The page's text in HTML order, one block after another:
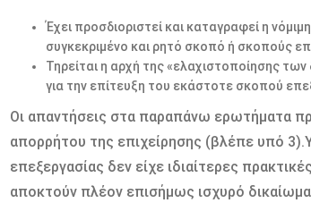
Έχει προσδιοριστεί και καταγραφεί η
συγκεκριμένο και ρητό σκοπό ή σκοπούς
Τηρείται η αρχή της «ελαχιστοποίησης
για την επίτευξη του εκάστοτε σκοπού
Οι απαντήσεις στα παραπάνω ερωτήματα
απορρήτου της επιχείρησης (βλέπε υπό
επεξεργασίας δεν είχε ιδιαίτερες
αποκτούν πλέον επισήμως ισχυρό